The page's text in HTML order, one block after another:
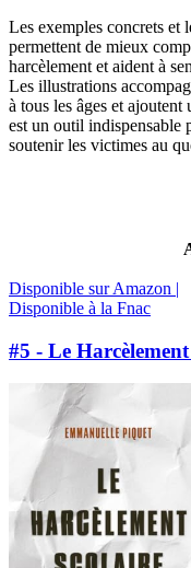
Les exemples concrets et
permettent de mieux
harcèlement et aident à
Les illustrations
à tous les âges et
est un outil indispensable
soutenir les victimes au
Disponible sur Amazon |
Disponible à la Fnac
#5 - Le